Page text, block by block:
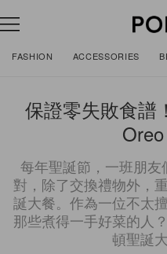
FASHION ACCESSORIES
保證零失敗食譜
Oreo
每年聖誕節，一班朋
對，除了交換禮物外，
誕大餐。作為一位不太
那些煮得一手好菜的人
頓聖誕